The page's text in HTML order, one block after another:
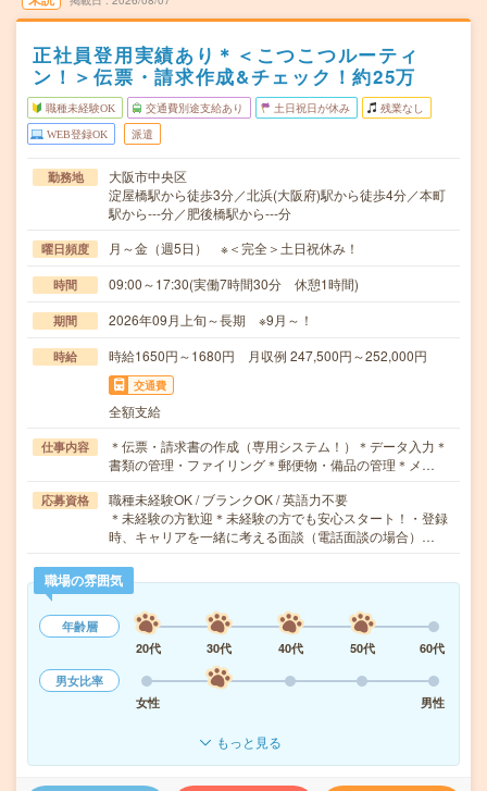
正社員登用実績あり＊＜こつこつルーティ
ン！＞伝票・請求作成&チェック！約25万
職種未経験OK 交通費別途支給あり 土日祝日が休み 残業なし
WEB登録OK 派遣
勤務地
大阪市中央区
淀屋橋駅から徒歩3分／北浜(大阪府)駅から徒歩4分／本町
駅から---分／肥後橋駅から---分
曜日頻度 月～金（週5日） ※＜完全＞土日祝休み！
時間 09:00～17:30(実働7時間30分 休憩1時間)
期間 2026年09月上旬～長期 ※9月～！
時給 時給1650円～1680円 月収例 247,500円～252,000円
交通費
全額支給
仕事内容
＊伝票・請求書の作成（専用システム！）＊データ入力＊
書類の管理・ファイリング＊郵便物・備品の管理＊メ…
応募資格
職種未経験OK / ブランクOK / 英語力不要
＊未経験の方歓迎＊未経験の方でも安心スタート！・登録
時、キャリアを一緒に考える面談（電話面談の場合）…
職場の雰囲気
年齢層
20代
30代 40代 50代
60代
男女比率
女性
男性
もっと見る